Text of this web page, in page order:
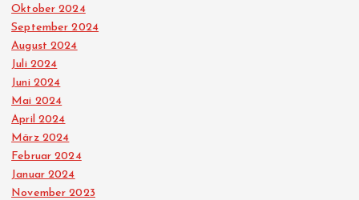
Oktober 2024
September 2024
August 2024
Juli 2024
Juni 2024
Mai 2024
April 2024
März 2024
Februar 2024
Januar 2024
November 2023